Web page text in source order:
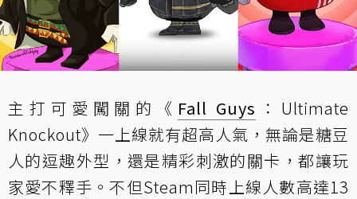
主打可愛闖關的《 Fall Guys ：Ultimate
Knockout》一上線就有超高人氣，無論是糖豆
人的逗趣外型，還是精彩刺激的關卡，都讓玩
家愛不釋手。不但Steam同時上線人數高達13